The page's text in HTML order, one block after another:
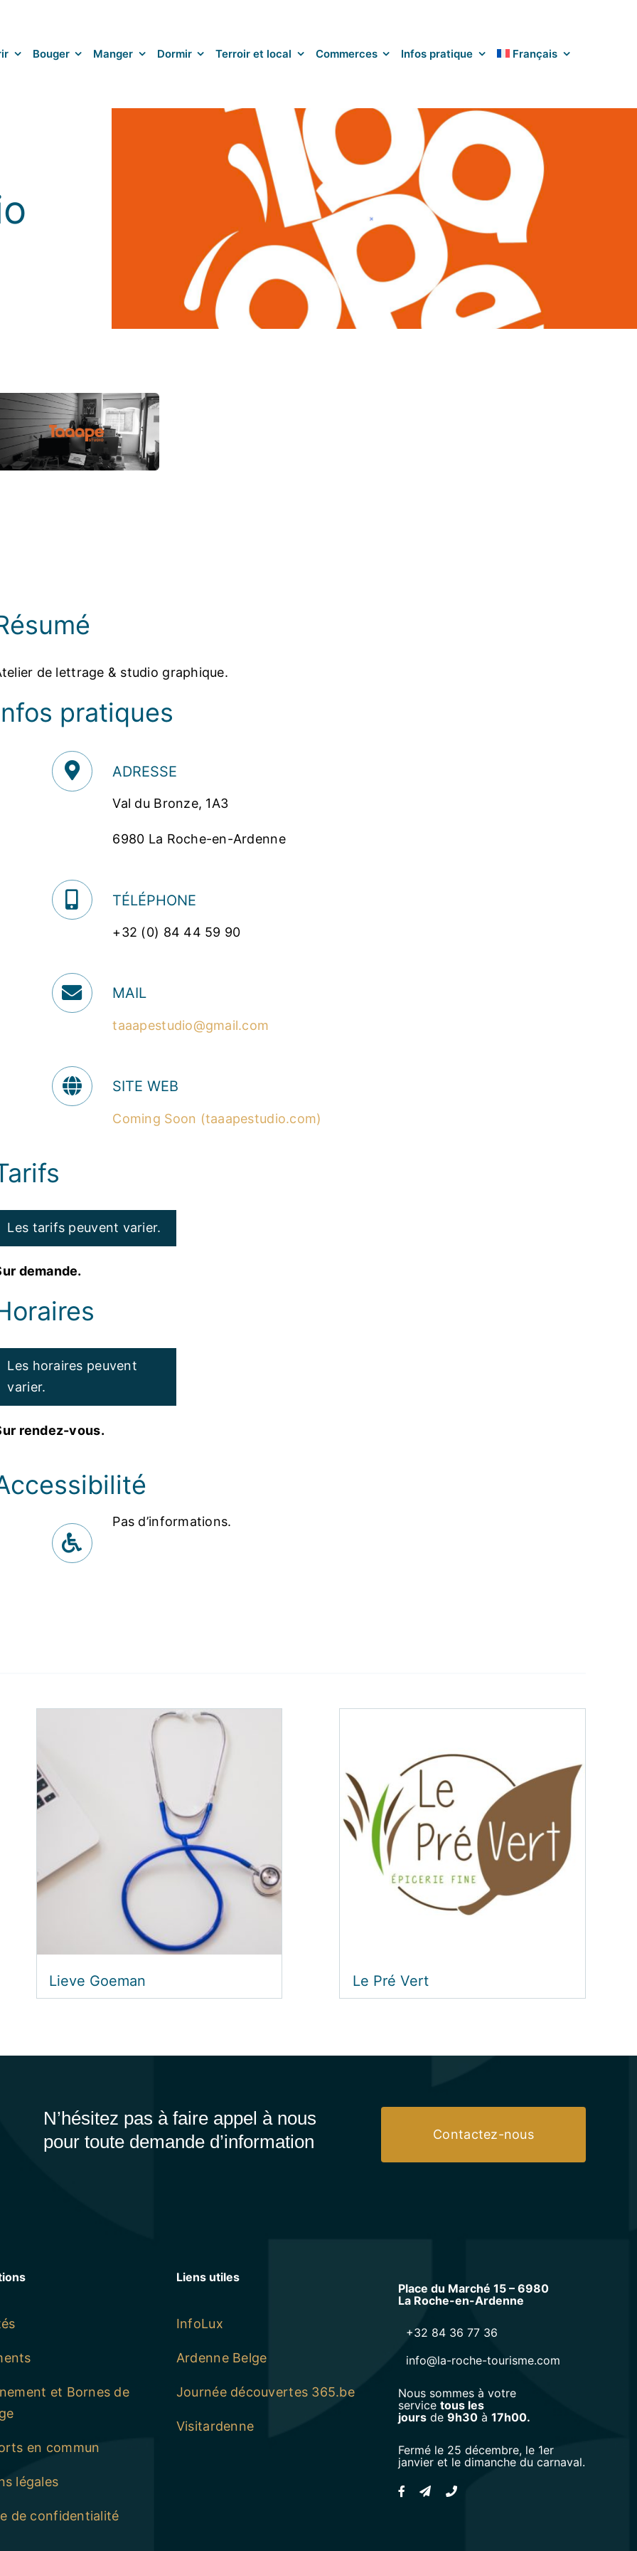
Bouger Manger Dormir Terroir et local Commerces Infos pratique Français
de lettrage & studio graphique.
pratiques
ADRESSE
Val du Bronze, 1A3
6980 La Roche-en-Ardenne
TÉLÉPHONE
+32 (0) 84 44 59 90
MAIL
taaapestudio@gmail.com
SITE WEB
Coming Soon (taaapestudio.com)
Les tarifs peuvent varier.
demande.
Les horaires peuvent
varier.
rendez-vous.
Pas d’informations.
Lieve Goeman Le Pré Vert
N’hésitez pas à faire appel à nous
pour toute demande d’information
Contactez-nous
et Bornes de
en commun
légales
de confidentialité
Liens utiles
InfoLux
Ardenne Belge
Journée découvertes 365.be
Visitardenne
Place du Marché 15 – 6980
La Roche-en-Ardenne
+32 84 36 77 36
info@la-roche-tourisme.com
Nous sommes à votre
service tous les
joursde 9h30à 17h00.
Fermé le 25 décembre, le 1er
janvier et le dimanche du carnaval.